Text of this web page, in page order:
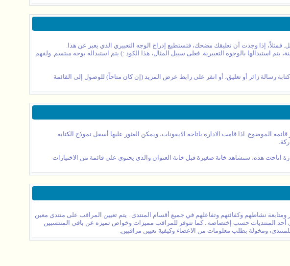
فمثلاً، إذا وجدت أن تعليقك مضحك، فتستطيع إدراج الوجه التعبيري الذي يعبر عن هذا.
استبدالها بالوجوه التعبيرية. فعلى سبيل المثال، هذا الكود :) يتم استبداله بوجه مبتسم. ولفهم
رسالة زائر أو تعليق، أو انقر على رابط عرض المزيد (إن كان متاحاً) للوصول إلى القائمة
الموضوع. اذا قامت الادارة باتاحة الايقونات، ويمكن العثور عليها أسفل نموذج الكتابة
هذه، ستشاهد خانة صغيرة قبل خانة العنوان والذي يحتوي على قائمة من الاختيارات
نشاطهم وكفائتهم وتفاعلهم في جميع أقسام المنتدى . يتم تعيين المراقب على منتدى معين
أحد المنتديات حسب إختصاصه . كما تتوفر للمراقب مميزات وخواص تميزه عن باقي المنتسبين
ومخولة بطلب معلومات من الاعضاء وكيفية تعيين مراقبين.